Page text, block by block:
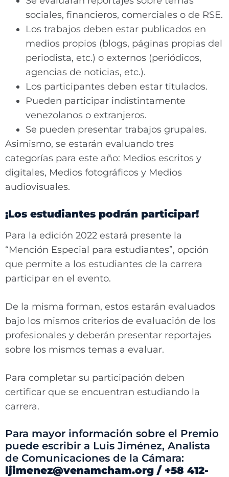
sociales, financieros, comerciales o de RSE.
Los trabajos deben estar publicados en
medios propios (blogs, páginas propias del
periodista, etc.) o externos (periódicos,
agencias de noticias, etc.).
Los participantes deben estar titulados.
Pueden participar indistintamente
venezolanos o extranjeros.
Se pueden presentar trabajos grupales.
Asimismo, se estarán evaluando tres
categorías para este año: Medios escritos y
digitales, Medios fotográficos y Medios
audiovisuales.
¡Los estudiantes podrán participar!
Para la edición 2022 estará presente la
“Mención Especial para estudiantes”, opción
que permite a los estudiantes de la carrera
participar en el evento.
De la misma forman, estos estarán evaluados
bajo los mismos criterios de evaluación de los
profesionales y deberán presentar reportajes
sobre los mismos temas a evaluar.
Para completar su participación deben
certificar que se encuentran estudiando la
carrera.
Para mayor información sobre el Premio
puede escribir a Luis Jiménez, Analista
de Comunicaciones de la Cámara:
ljimenez@venamcham.org / +58 412-